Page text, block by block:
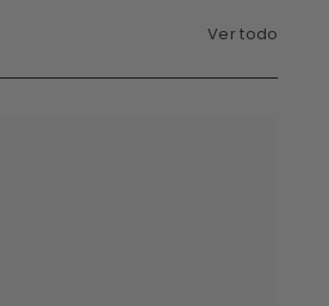
Ver todo